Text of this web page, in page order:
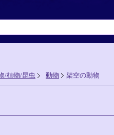
/植物/昆虫 動物 架空の動物